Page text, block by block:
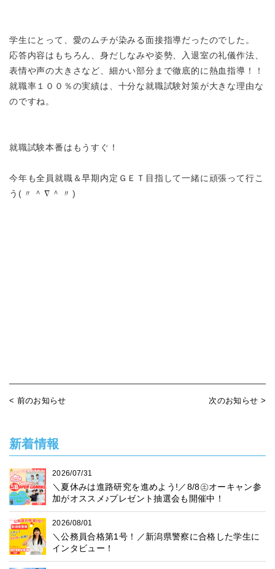
学生にとって、愛のムチが染みる面接指導だったのでした。
応答内容はもちろん、身だしなみや姿勢、入退室の礼儀作法、
表情や声の大きさなど、細かい部分まで徹底的に熱血指導！！
就職率１００％の実績は、十分な就職試験対策が大きな理由な
のですね。
就職試験本番はもうすぐ！
今年も全員就職＆早期内定ＧＥＴ目指して一緒に頑張って行こ
う ( 〃＾ ∇ ＾〃)
< 前のお知らせ 次のお知らせ >
新着情報
2026/07/31
＼夏休みは進路研究を進めよう!／8/8㊏オーキャン参
加がオススメ♪プレゼント抽選会も開催中！
2026/08/01
＼公務員合格第1号！／新潟県警察に合格した学生に
インタビュー！